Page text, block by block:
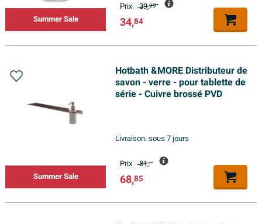
Summer Sale
Prix 39,99
34,84
Summer Sale
Hotbath &MORE Distributeur de
savon - verre - pour tablette de
série - Cuivre brossé PVD
Livraison:sous 7 jours
Prix 81,-
68,85